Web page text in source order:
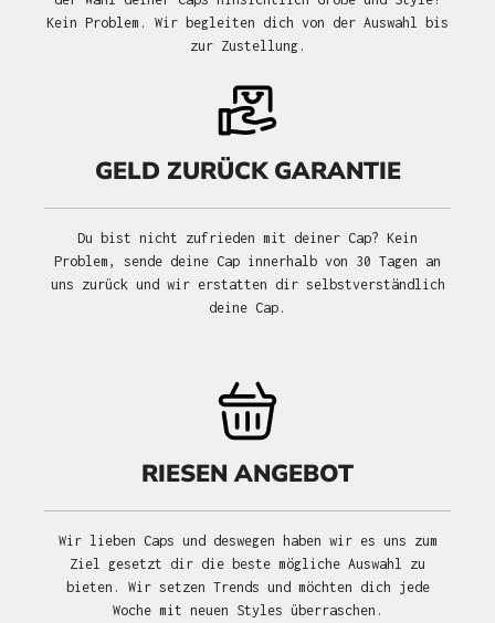
Kein Problem. Wir begleiten dich von der Auswahl bis
zur Zustellung.
GELD ZURÜCK GARANTIE
Du bist nicht zufrieden mit deiner Cap? Kein
Problem, sende deine Cap innerhalb von 30 Tagen an
uns zurück und wir erstatten dir selbstverständlich
deine Cap.
RIESEN ANGEBOT
Wir lieben Caps und deswegen haben wir es uns zum
Ziel gesetzt dir die beste mögliche Auswahl zu
bieten. Wir setzen Trends und möchten dich jede
Woche mit neuen Styles überraschen.